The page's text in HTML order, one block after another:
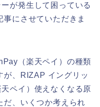
が発生して困っている
事にさせていただきま
（楽天ペイ）の種類
が、RIZAP イングリッ
ペイ）使えなくなる原
だ、いくつか考えられ